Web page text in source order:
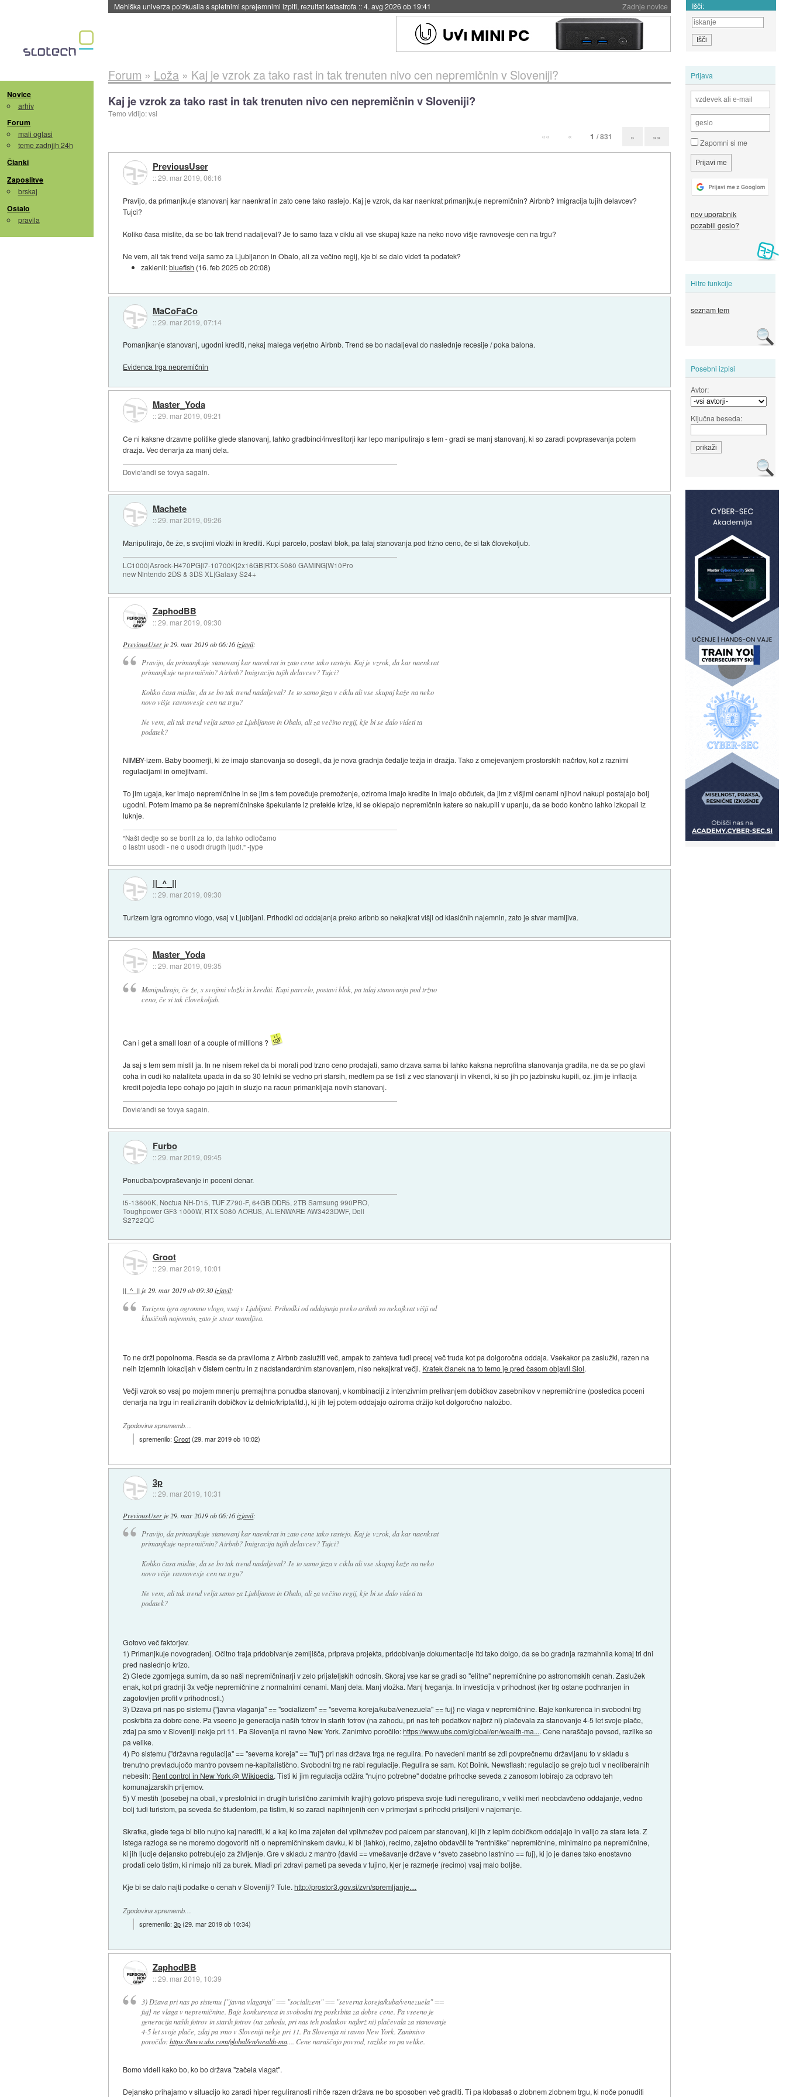
Zadnje novice
Mehiška univerza poizkusila s spletnimi sprejemnimi izpiti, rezultat katastrofa ::4. avg 2026 ob 19:41 Išči:
Novice
arhiv
Forum
mali oglasi
teme zadnjih 24h
Članki
Zaposlitve
brskaj
Ostalo
pravila
Prijava
Zapomni si me
nov uporabnik
pozabili geslo?
Hitre funkcije
seznam tem
Posebni izpisi
Avtor:
Ključna beseda:
Forum » Loža» Kaj je vzrok za tako rast in tak trenuten nivo cen nepremičnin v Sloveniji?
Kaj je vzrok za tako rast in tak trenuten nivo cen nepremičnin v Sloveniji?
Temo vidijo: vsi
«« « 1 / 831 » »»
PreviousUser
::29. mar 2019, 06:16
Pravijo, da primanjkuje stanovanj kar naenkrat in zato cene tako rastejo. Kaj je vzrok, da kar naenkrat primanjkuje nepremičnin? Airbnb? Imigracija tujih delavcev?
Tujci?
Koliko časa mislite, da se bo tak trend nadaljeval? Je to samo faza v ciklu ali vse skupaj kaže na neko novo višje ravnovesje cen na trgu?
Ne vem, ali tak trend velja samo za Ljubljanon in Obalo, ali za večino regij, kje bi se dalo videti ta podatek?
zaklenil:bluefish (16. feb 2025 ob 20:08)
MaCoFaCo
::29. mar 2019, 07:14
Pomanjkanje stanovanj, ugodni krediti, nekaj malega verjetno Airbnb. Trend se bo nadaljeval do naslednje recesije / poka balona.
Evidenca trga nepremičnin
Master_Yoda
::29. mar 2019, 09:21
Ce ni kaksne drzavne politike glede stanovanj, lahko gradbinci/investitorji kar lepo manipulirajo s tem - gradi se manj stanovanj, ki so zaradi povprasevanja potem
drazja. Vec denarja za manj dela.
Dovie'andi se tovya sagain.
Machete
::29. mar 2019, 09:26
Manipulirajo, če že, s svojimi vložki in krediti. Kupi parcelo, postavi blok, pa talaj stanovanja pod tržno ceno, če si tak človekoljub.
LC1000|Asrock-H470PG|i7-10700K|2x16GB|RTX-5080 GAMING|W10Pro
new Nintendo 2DS & 3DS XL|Galaxy S24+
ZaphodBB
::29. mar 2019, 09:30
PreviousUserje29. mar 2019 ob 06:16 izjavil:
Pravijo, da primanjkuje stanovanj kar naenkrat in zato cene tako rastejo. Kaj je vzrok, da kar naenkrat
primanjkuje nepremičnin? Airbnb? Imigracija tujih delavcev? Tujci?
Koliko časa mislite, da se bo tak trend nadaljeval? Je to samo faza v ciklu ali vse skupaj kaže na neko
novo višje ravnovesje cen na trgu?
Ne vem, ali tak trend velja samo za Ljubljanon in Obalo, ali za večino regij, kje bi se dalo videti ta
podatek?
NIMBY-izem. Baby boomerji, ki že imajo stanovanja so dosegli, da je nova gradnja čedalje težja in dražja. Tako z omejevanjem prostorskih načrtov, kot z raznimi
regulacijami in omejitvami.
To jim ugaja, ker imajo nepremičnine in se jim s tem povečuje premoženje, oziroma imajo kredite in imajo občutek, da jim z višjimi cenami njihovi nakupi postajajo bolj
ugodni. Potem imamo pa še nepremičninske špekulante iz pretekle krize, ki se oklepajo nepremičnin katere so nakupili v upanju, da se bodo končno lahko izkopali iz
luknje.
"Naši dedje so se borili za to, da lahko odločamo
o lastni usodi - ne o usodi drugih ljudi." -jype
||_^_||
::29. mar 2019, 09:30
Turizem igra ogromno vlogo, vsaj v Ljubljani. Prihodki od oddajanja preko aribnb so nekajkrat višji od klasičnih najemnin, zato je stvar mamljiva.
Master_Yoda
::29. mar 2019, 09:35
Manipulirajo, če že, s svojimi vložki in krediti. Kupi parcelo, postavi blok, pa talaj stanovanja pod tržno
ceno, če si tak človekoljub.
Can i get a small loan of a couple of millions ?
Ja saj s tem sem mislil ja. In ne nisem rekel da bi morali pod trzno ceno prodajati, samo drzava sama bi lahko kaksna neprofitna stanovanja gradila, ne da se po glavi
coha in cudi ko nataliteta upada in da so 30 letniki se vedno pri starsih, medtem pa se tisti z vec stanovanji in vikendi, ki so jih po jazbinsku kupili, oz. jim je inflacija
kredit pojedla lepo cohajo po jajcih in sluzjo na racun primankljaja novih stanovanj.
Dovie'andi se tovya sagain.
Furbo
::29. mar 2019, 09:45
Ponudba/povpraševanje in poceni denar.
i5-13600K, Noctua NH-D15, TUF Z790-F, 64GB DDR5, 2TB Samsung 990PRO,
Toughpower GF3 1000W, RTX 5080 AORUS, ALIENWARE AW3423DWF, Dell
S2722QC
Groot
::29. mar 2019, 10:01
||_^_||je29. mar 2019 ob 09:30 izjavil:
Turizem igra ogromno vlogo, vsaj v Ljubljani. Prihodki od oddajanja preko aribnb so nekajkrat višji od
klasičnih najemnin, zato je stvar mamljiva.
To ne drži popolnoma. Resda se da praviloma z Airbnb zaslužiti več, ampak to zahteva tudi precej več truda kot pa dolgoročna oddaja. Vsekakor pa zaslužki, razen na
neih izjemnih lokacijah v čistem centru in z nadstandardnim stanovanjem, niso nekajkrat večji. Kratek članek na to temo je pred časom objavil Siol.
Večji vzrok so vsaj po mojem mnenju premajhna ponudba stanovanj, v kombinaciji z intenzivnim prelivanjem dobičkov zasebnikov v nepremičnine (posledica poceni
denarja na trgu in realiziranih dobičkov iz delnic/kripta/itd.), ki jih tej potem oddajajo oziroma držijo kot dolgoročno naložbo.
Zgodovina sprememb…
spremenilo:Groot(29. mar 2019 ob 10:02)
3p
::29. mar 2019, 10:31
PreviousUserje29. mar 2019 ob 06:16 izjavil:
Pravijo, da primanjkuje stanovanj kar naenkrat in zato cene tako rastejo. Kaj je vzrok, da kar naenkrat
primanjkuje nepremičnin? Airbnb? Imigracija tujih delavcev? Tujci?
Koliko časa mislite, da se bo tak trend nadaljeval? Je to samo faza v ciklu ali vse skupaj kaže na neko
novo višje ravnovesje cen na trgu?
Ne vem, ali tak trend velja samo za Ljubljanon in Obalo, ali za večino regij, kje bi se dalo videti ta
podatek?
Gotovo več faktorjev.
1) Primanjkuje novogradenj. Očitno traja pridobivanje zemljišča, priprava projekta, pridobivanje dokumentacije itd tako dolgo, da se bo gradnja razmahnila komaj tri dni
pred naslednjo krizo.
2) Glede zgornjega sumim, da so naši nepremičninarji v zelo prijateljskih odnosih. Skoraj vse kar se gradi so "elitne" nepremičnine po astronomskih cenah. Zaslužek
enak, kot pri gradnji 3x večje nepremičnine z normalnimi cenami. Manj dela. Manj vložka. Manj tveganja. In investicija v prihodnost (ker trg ostane podhranjen in
zagotovljen profit v prihodnosti.)
3) Džava pri nas po sistemu {"javna vlaganja" == "socializem" == "severna koreja/kuba/venezuela" == fuj} ne vlaga v nepremičnine. Baje konkurenca in svobodni trg
poskrbita za dobre cene. Pa vseeno je generacija naših fotrov in starih fotrov (na zahodu, pri nas teh podatkov najbrž ni) plačevala za stanovanje 4-5 let svoje plače,
zdaj pa smo v Sloveniji nekje pri 11. Pa Slovenija ni ravno New York. Zanimivo poročilo:https://www.ubs.com/global/en/wealth-ma.... Cene naraščajo povsod, razlike so
pa velike.
4) Po sistemu {"državna regulacija" == "severna koreja" == "fuj"} pri nas država trga ne regulira. Po navedeni mantri se zdi povprečnemu državljanu to v skladu s
trenutno prevladujočo mantro povsem ne-kapitalistično. Svobodni trg ne rabi regulacije. Regulira se sam. Kot Boink. Newsflash: regulacijo se grejo tudi v neoliberalnih
nebesih: Rent control in New York @ Wikipedia. Tisti ki jim regulacija odžira "nujno potrebne" dodatne prihodke seveda z zanosom lobirajo za odpravo teh
komunajzarskih prijemov.
5) V mestih (posebej na obali, v prestolnici in drugih turistično zanimivih krajih) gotovo prispeva svoje tudi neregulirano, v veliki meri neobdavčeno oddajanje, vedno
bolj tudi turistom, pa seveda še študentom, pa tistim, ki so zaradi napihnjenih cen v primerjavi s prihodki prisiljeni v najemanje.
Skratka, glede tega bi bilo nujno kaj narediti, ki a kaj ko ima zajeten del vplivnežev pod palcem par stanovanj, ki jih z lepim dobičkom oddajajo in valijo za stara leta. Z
istega razloga se ne moremo dogovoriti niti o nepremičninskem davku, ki bi (lahko), recimo, zajetno obdavčil te "rentniške" nepremičnine, minimalno pa nepremičnine,
ki jih ljudje dejansko potrebujejo za življenje. Gre v skladu z mantro {davki == vmešavanje države v *sveto zasebno lastnino == fuj}, ki jo je danes tako enostavno
prodati celo tistim, ki nimajo niti za burek. Mladi pri zdravi pameti pa seveda v tujino, kjer je razmerje (recimo) vsaj malo boljše.
Kje bi se dalo najti podatke o cenah v Sloveniji? Tule.http://prostor3.gov.si/zvn/spremljanje....
Zgodovina sprememb…
spremenilo:3p(29. mar 2019 ob 10:34)
ZaphodBB
::29. mar 2019, 10:39
3) Džava pri nas po sistemu {"javna vlaganja" == "socializem" == "severna koreja/kuba/venezuela" ==
fuj} ne vlaga v nepremičnine. Baje konkurenca in svobodni trg poskrbita za dobre cene. Pa vseeno je
generacija naših fotrov in starih fotrov (na zahodu, pri nas teh podatkov najbrž ni) plačevala za stanovanje
4-5 let svoje plače, zdaj pa smo v Sloveniji nekje pri 11. Pa Slovenija ni ravno New York. Zanimivo
poročilo: https://www.ubs.com/global/en/wealth-ma.... Cene naraščajo povsod, razlike so pa velike.
Bomo videli kako bo, ko bo država "začela vlagat".
Dejansko prihajamo v situacijo ko zaradi hiper reguliranosti nihče razen država ne bo sposoben več graditi. Ti pa klobasaš o zlobnem zlobnem trgu, ki noče ponuditi